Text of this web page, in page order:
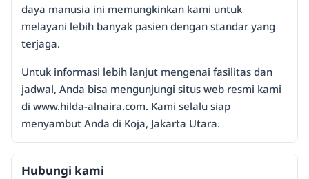
daya manusia ini memungkinkan kami untuk
melayani lebih banyak pasien dengan standar yang
terjaga.
Untuk informasi lebih lanjut mengenai fasilitas dan
jadwal, Anda bisa mengunjungi situs web resmi kami
di www.hilda-alnaira.com. Kami selalu siap
menyambut Anda di Koja, Jakarta Utara.
Hubungi kami